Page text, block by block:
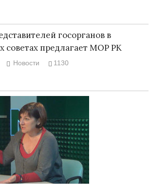
госорганов в
советах предлагает МОР РК
Новости 1130